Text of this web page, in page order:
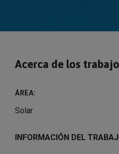
Acerca de los
ÁREA:
Solar
INFORMACIÓN DEL